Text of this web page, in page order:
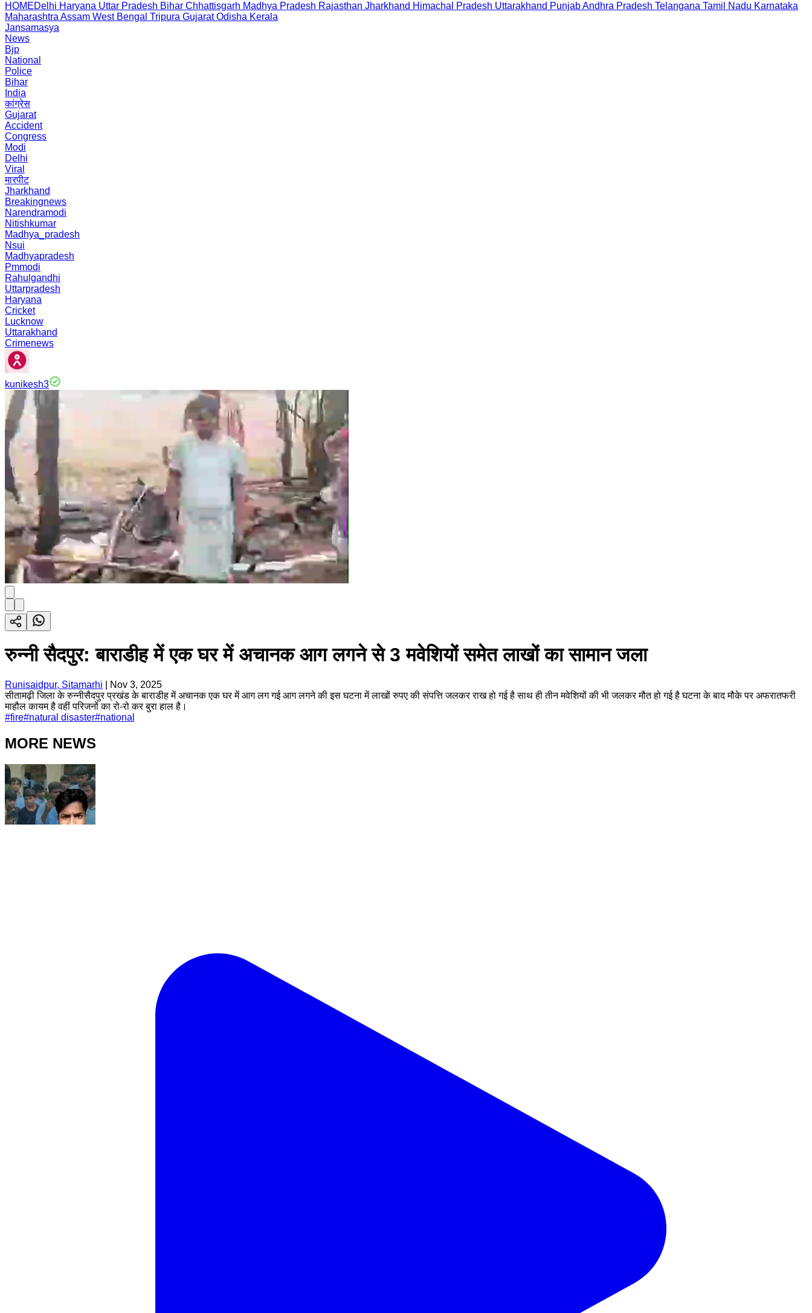
HOMEDelhi Haryana Uttar Pradesh Bihar Chhattisgarh Madhya Pradesh Rajasthan Jharkhand Himachal Pradesh Uttarakhand PunjabAndhra Pradesh Telangana Tamil Nadu Karnataka
Maharashtra Assam West Bengal Tripura Gujarat Odisha Kerala
Jansamasya
News
Bjp
National
Police
Bihar
India
कांग्रेस
Gujarat
Accident
Congress
Modi
Delhi
Viral
मारपीट
Jharkhand
Breakingnews
Narendramodi
Nitishkumar
Madhya_pradesh
Nsui
Madhyapradesh
Pmmodi
Rahulgandhi
Uttarpradesh
Haryana
Cricket
Lucknow
Uttarakhand
Crimenews
kunikesh3
रुन्नी सैदपुर: बाराडीह में एक घर में अचानक आग लगने से 3 मवेशियों समेत लाखों का सामान जला
Runisaidpur, Sitamarhi
Nov 3, 2025
सीतामढ़ी जिला के रुन्नीसैदपुर प्रखंड के बाराडीह में अचानक एक घर में आग लग गई आग लगने की इस घटना में लाखों रुपए की संपत्ति जलकर राख हो गई है साथ ही तीन मवेशियों की भी जलकर मौत हो गई है घटना के बाद मौके पर अफरातफरी
माहौल कायम है वहीं परिजनों का रो-रो कर बुरा हाल है।
#fire#natural disaster#national
MORE NEWS